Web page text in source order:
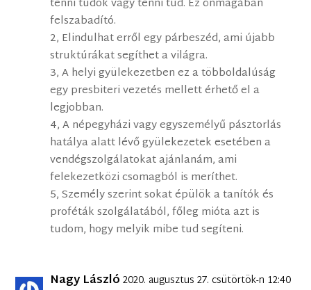
tenni tudok vagy tenni tud. Ez önmagában
felszabadító.
2, Elindulhat erről egy párbeszéd, ami újabb
struktúrákat segíthet a világra.
3, A helyi gyülekezetben ez a többoldalúság
egy presbiteri vezetés mellett érhető el a
legjobban.
4, A népegyházi vagy egyszemélyű pásztorlás
hatálya alatt lévő gyülekezetek esetében a
vendégszolgálatokat ajánlanám, ami
felekezetközi csomagból is meríthet.
5, Személy szerint sokat épülök a tanítók és
proféták szolgálatából, főleg mióta azt is
tudom, hogy melyik mibe tud segíteni.
Nagy László 2020. augusztus 27. csütörtök-n 12:40